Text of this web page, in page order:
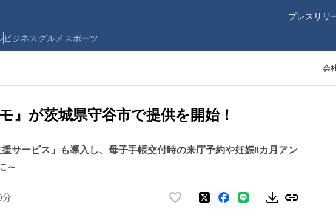
プレスリリ
ビジネス グルメ スポーツ
会
』が茨城県守谷市で提供を開始！
サービス」も導入し、母子手帳交付時の来庁予約や妊娠8カ月アン
～
分
い